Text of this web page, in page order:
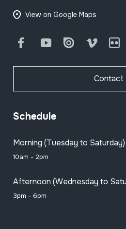
View on Google Maps
FacebookYoutube Issuu Vimeo
Contact
Schedule
Morning (Tuesday to Saturday)
10am - 2pm
Afternoon (Wednesday to
3pm - 6pm